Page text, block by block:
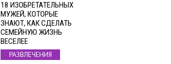
18 ИЗОБРЕТАТЕЛЬНЫХ
МУЖЕЙ, КОТОРЫЕ
ЗНАЮТ, КАК СДЕЛАТЬ
СЕМЕЙНУЮ ЖИЗНЬ
ВЕСЕЛЕЕ
РАЗВЛЕЧЕНИЯ